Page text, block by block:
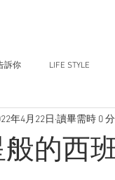
訴你 LIFE STYLE
的西
年4月22日 讀畢需時 0